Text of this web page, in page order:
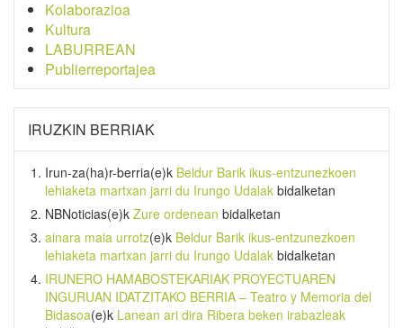
Kolaborazioa
Kultura
LABURREAN
Publierreportajea
IRUZKIN BERRIAK
Irun-za(ha)r-berria(e)k Beldur Barik ikus-entzunezkoen
lehiaketa martxan jarri du Irungo Udalak bidalketan
NBNoticias(e)k Zure ordenean bidalketan
ainara maia urrotz(e)k Beldur Barik ikus-entzunezkoen
lehiaketa martxan jarri du Irungo Udalak bidalketan
IRUNERO HAMABOSTEKARIAK PROYECTUAREN
INGURUAN IDATZITAKO BERRIA – Teatro y Memoria del
Bidasoa(e)k Lanean ari dira Ribera beken irabazleak